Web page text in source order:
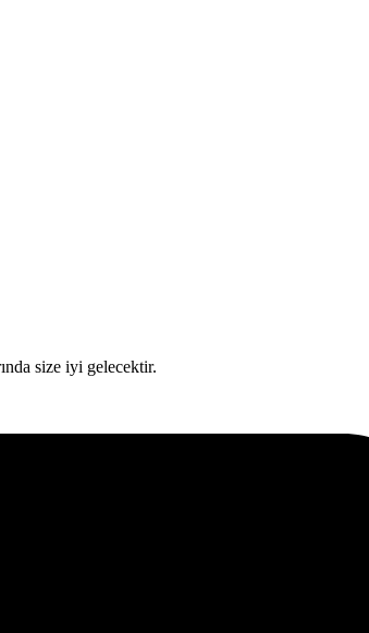
size iyi gelecektir.